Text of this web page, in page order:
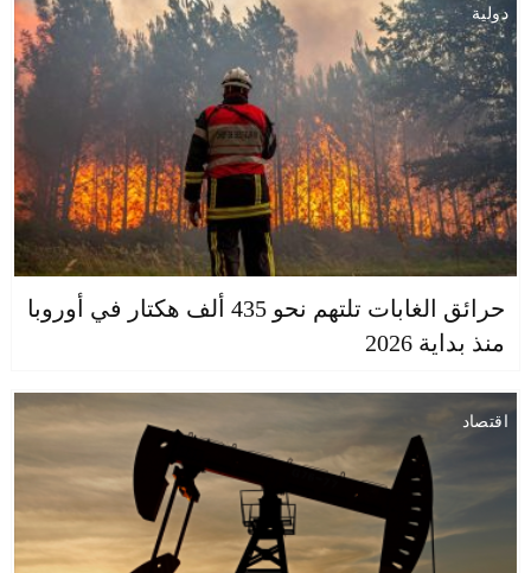
دولية
حرائق الغابات تلتهم نحو 435 ألف هكتار في أوروبا
منذ بداية 2026
اقتصاد